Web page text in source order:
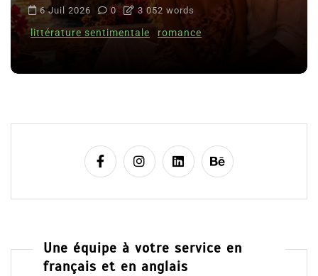
6 Juil 2026 0 3 052 words
littérature sentimentale romance
Une équipe à votre service en
français et en anglais